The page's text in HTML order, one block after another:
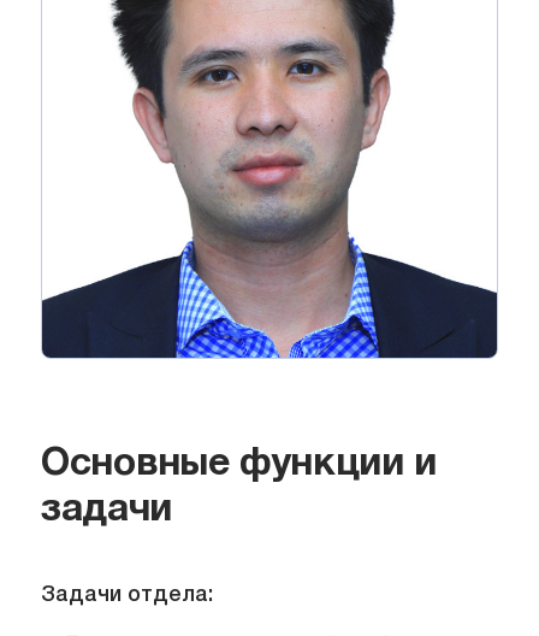
Основные функции и
задачи
Задачи отдела: